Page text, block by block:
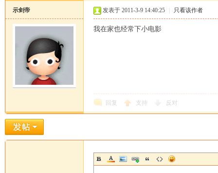
示剑帝 发表于 2011-3-9 14:40:25 只看该作者
我在家也经常下小电影
回复 支持 反对